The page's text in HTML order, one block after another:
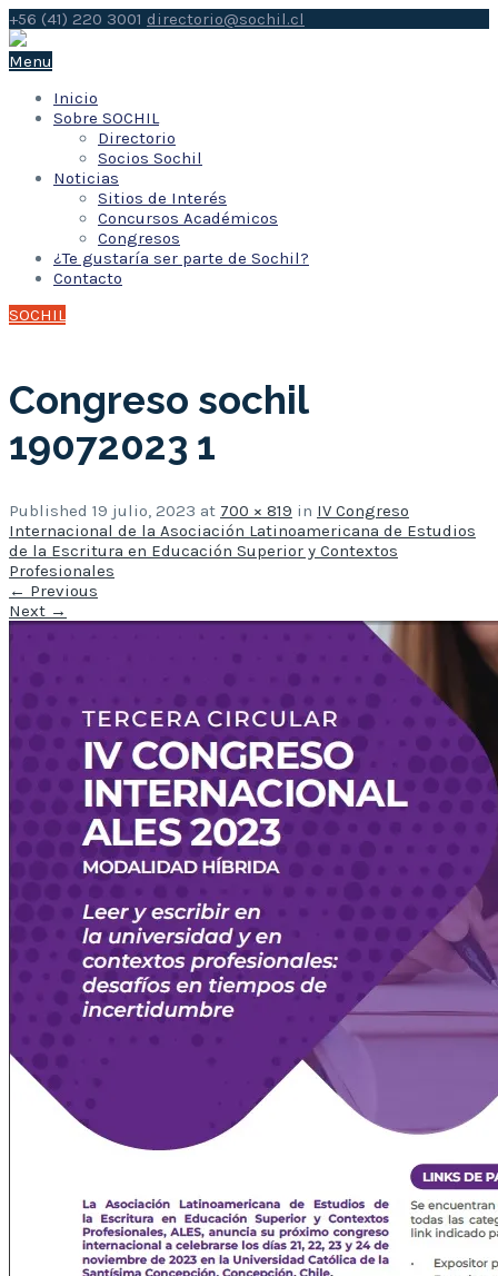
+56 (41) 220 3001 directorio@sochil.cl
Menu
Inicio
Sobre SOCHIL
Directorio
Socios Sochil
Noticias
Sitios de Interés
Concursos Académicos
Congresos
¿Te gustaría ser parte de Sochil?
Contacto
SOCHIL
Congreso sochil
19072023 1
Published 19 julio, 2023 at 700 × 819 in IV Congreso
Internacional de la Asociación Latinoamericana de Estudios
de la Escritura en Educación Superior y Contextos
Profesionales
← Previous
Next →